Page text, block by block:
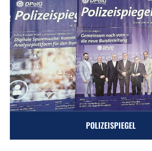
POLIZEISPIEGEL